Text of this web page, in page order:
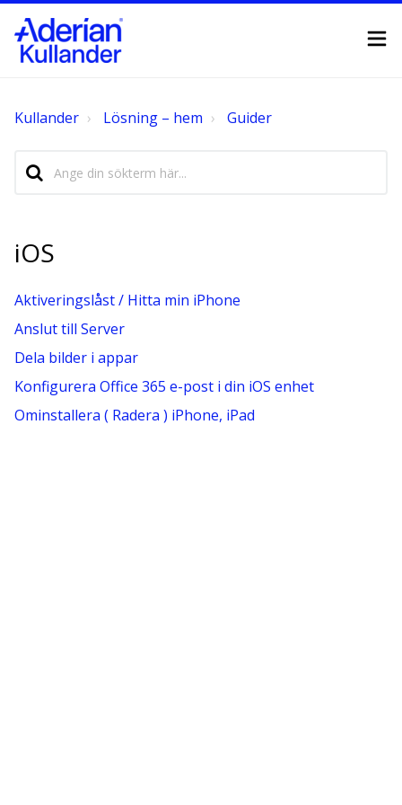
Kullander Lösning – hem Guider
iOS
Aktiveringslåst / Hitta min iPhone
Anslut till Server
Dela bilder i appar
Konfigurera Office 365 e-post i din iOS enhet
Ominstallera ( Radera ) iPhone, iPad